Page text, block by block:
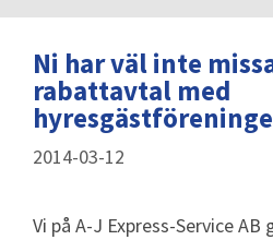
Ni har väl inte
rabattavtal med
2014-03-12
Vi på A-J Express-Service AB